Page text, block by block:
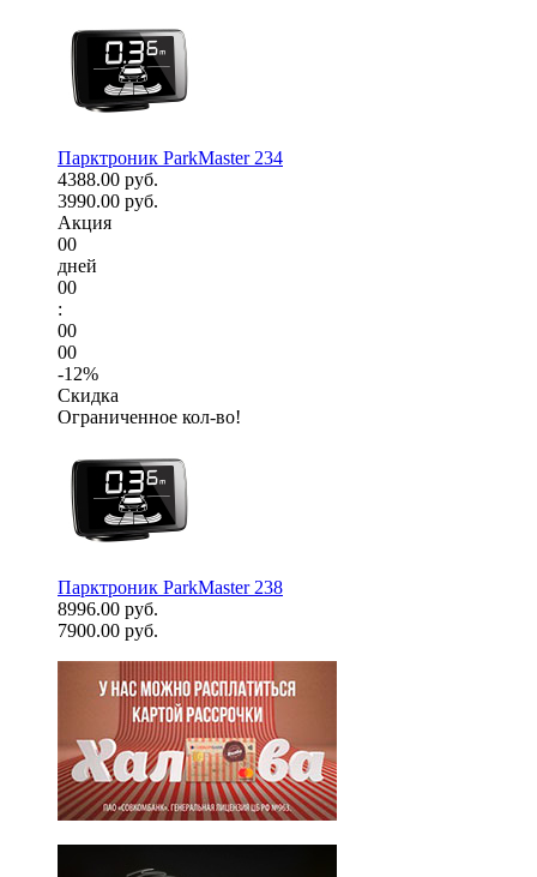
Парктроник ParkMaster 234
4388.00 руб.
3990.00 руб.
Акция
00
дней
00
:
00
00
-12%
Скидка
Ограниченное кол-во!
Парктроник ParkMaster 238
8996.00 руб.
7900.00 руб.